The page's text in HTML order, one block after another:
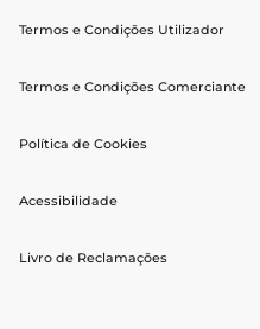
Termos e Condições Utilizador
Termos e Condições Comerciante
Política de Cookies
Acessibilidade
Livro de Reclamações